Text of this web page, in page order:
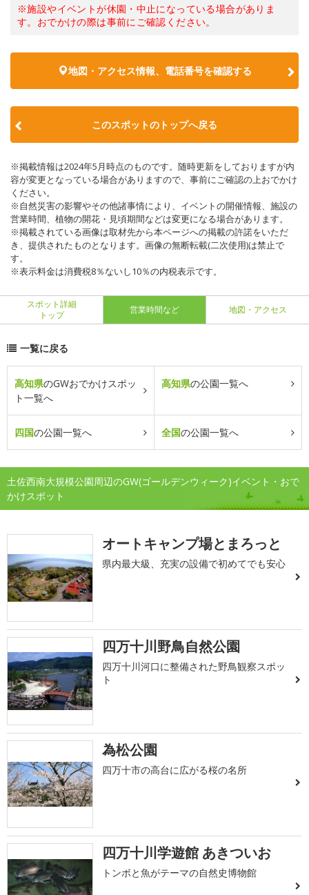
※施設やイベントが休園・中止になっている場合がありま
す。おでかけの際は事前にご確認ください。
地図・アクセス情報、電話番号を確認する
このスポットのトップへ戻る
※掲載情報は2024年5月時点のものです。随時更新をしておりますが内
容が変更となっている場合がありますので、事前にご確認の上おでかけ
ください。
※自然災害の影響やその他諸事情により、イベントの開催情報、施設の
営業時間、植物の開花・見頃期間などは変更になる場合があります。
※掲載されている画像は取材先から本ページへの掲載の許諾をいただ
き、提供されたものとなります。画像の無断転載(二次使用)は禁止で
す。
※表示料金は消費税8％ないし10％の内税表示です。
スポット詳細
トップ
営業時間など 地図・アクセス
一覧に戻る
高知県のGWおでかけスポッ
ト一覧へ
高知県の公園一覧へ
四国の公園一覧へ 全国の公園一覧へ
土佐西南大規模公園周辺のGW(ゴールデンウィーク)イベント・おで
かけスポット
オートキャンプ場とまろっと
県内最大級、充実の設備で初めてでも安心
四万十川野鳥自然公園
四万十川河口に整備された野鳥観察スポッ
ト
為松公園
四万十市の高台に広がる桜の名所
四万十川学遊館 あきついお
トンボと魚がテーマの自然史博物館